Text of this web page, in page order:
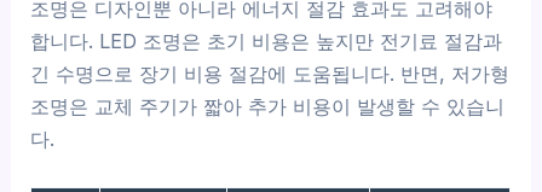
조명은 디자인뿐 아니라 에너지 절감 효과도 고려해야
합니다. LED 조명은 초기 비용은 높지만 전기료 절감과
긴 수명으로 장기 비용 절감에 도움됩니다. 반면, 저가형
조명은 교체 주기가 짧아 추가 비용이 발생할 수 있습니
다.